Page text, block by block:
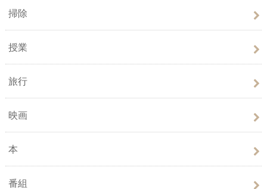
掃除
授業
旅行
映画
本
番組